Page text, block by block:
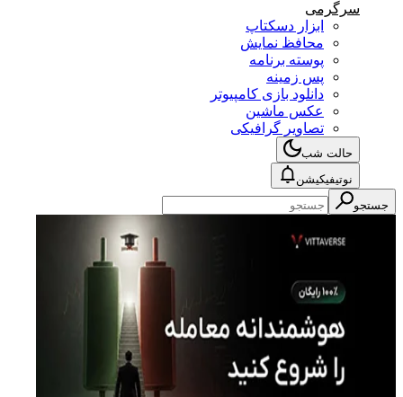
سرگرمی
ابزار دسکتاپ
محافظ نمایش
پوسته برنامه
پس زمینه
دانلود بازی کامپیوتر
عکس ماشین
تصاویر گرافیکی
حالت شب
نوتیفیکیشن
جستجو